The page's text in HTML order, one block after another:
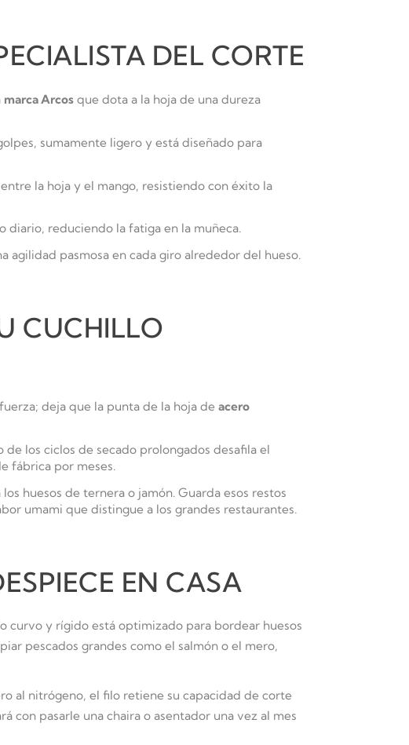
DEL CORTE
marca Arcosque dota a la hoja de una dureza
sumamente ligero y está diseñado para
la hoja y el mango, resistiendo con éxito la
diario, reduciendo la fatiga en la muñeca.
agilidad pasmosa en cada giro alrededor del hueso.
CUCHILLO
deja que la punta de la hoja de acero
los ciclos de secado prolongados desafila el
fábrica por meses.
huesos de ternera o jamón. Guarda esos restos
umami que distingue a los grandes restaurantes.
EN CASA
curvo y rígido está optimizado para bordear huesos
pescados grandes como el salmón o el mero,
al nitrógeno, el filo retiene su capacidad de corte
con pasarle una chaira o asentador una vez al mes